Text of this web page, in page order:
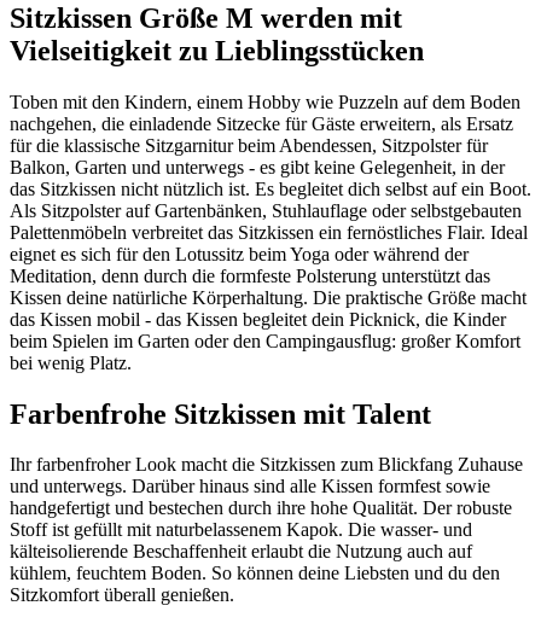
Sitzkissen Größe M werden mit
Vielseitigkeit zu Lieblingsstücken
Toben mit den Kindern, einem Hobby wie Puzzeln auf dem Boden
nachgehen, die einladende Sitzecke für Gäste erweitern, als Ersatz
für die klassische Sitzgarnitur beim Abendessen, Sitzpolster für
Balkon, Garten und unterwegs - es gibt keine Gelegenheit, in der
das Sitzkissen nicht nützlich ist. Es begleitet dich selbst auf ein Boot.
Als Sitzpolster auf Gartenbänken, Stuhlauflage oder selbstgebauten
Palettenmöbeln verbreitet das Sitzkissen ein fernöstliches Flair. Ideal
eignet es sich für den Lotussitz beim Yoga oder während der
Meditation, denn durch die formfeste Polsterung unterstützt das
Kissen deine natürliche Körperhaltung. Die praktische Größe macht
das Kissen mobil - das Kissen begleitet dein Picknick, die Kinder
beim Spielen im Garten oder den Campingausflug: großer Komfort
bei wenig Platz.
Farbenfrohe Sitzkissen mit Talent
Ihr farbenfroher Look macht die Sitzkissen zum Blickfang Zuhause
und unterwegs. Darüber hinaus sind alle Kissen formfest sowie
handgefertigt und bestechen durch ihre hohe Qualität. Der robuste
Stoff ist gefüllt mit naturbelassenem Kapok. Die wasser- und
kälteisolierende Beschaffenheit erlaubt die Nutzung auch auf
kühlem, feuchtem Boden. So können deine Liebsten und du den
Sitzkomfort überall genießen.